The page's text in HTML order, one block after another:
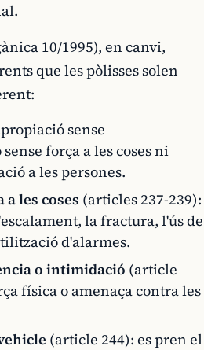
10/1995), en canvi,
que les pòlisses solen
sense
força a les coses ni
a les persones.
les coses (articles 237-239):
la fractura, l'ús de
d'alarmes.
o intimidació (article
física o amenaça contra les
(article 244): es pren el